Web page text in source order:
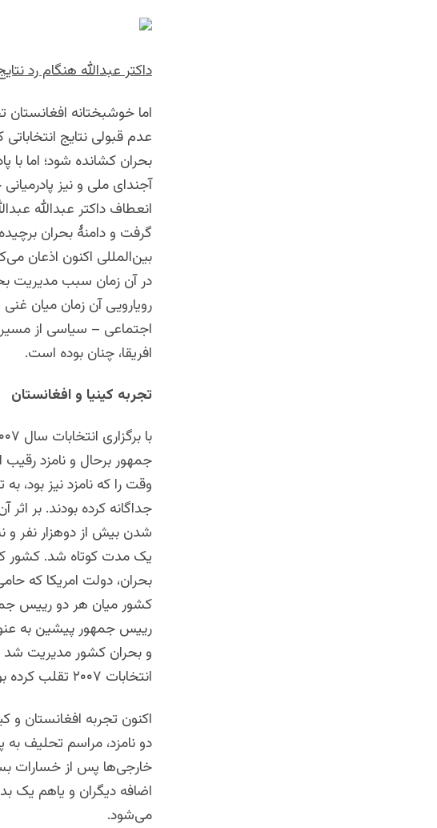
داکتر عبدالله هنگام رد
عدم قبولی نتایج
بحران کشانده شود؛ اما
آجندای ملی و نیز
انعطاف داکتر عبدالله
گرفت و دامنۀ بحران
بین‌المللی اکنون اذعان
در آن زمان سبب مدیریت
رویارویی آن زمان میان
اجتماعی – سیاسی از
افریقا، چنان بوده است.
تجربه کینیا و افغانستان
جمهور برحال و نامزد رقیب
وقت را که نامزد نیز بود،
جداگانه کرده بودند. بر
شدن بیش از دوهزار نفر و
یک مدت کوتاه شد. کشور
بحران، دولت امریکا که
کشور میان هر دو رییس
رییس جمهور پیشین به
و بحران کشور مدیریت
انتخابات ۲۰۰۷ تقلب کرده بود.
اکنون تجربه افغانستان و
دو نامزد، مراسم تحلیف به
خارجی‌ها پس از خسارات
اضافه دیگران و یاهم یک
می‌شود.